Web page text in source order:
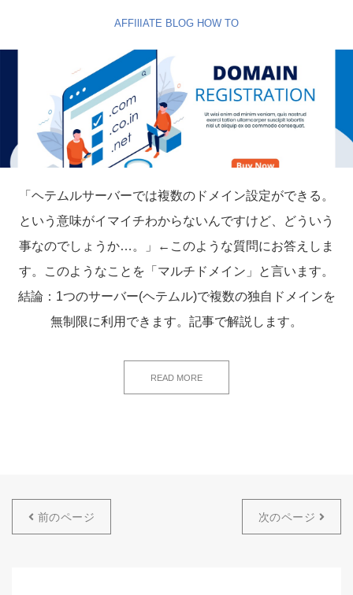
AFFIlIATE BLOG HOW TO
「ヘテムルサーバーでは複数のドメイン設定ができる。
という意味がイマイチわからないんですけど、どういう
事なのでしょうか…。」←このような質問にお答えしま
す。このようなことを「マルチドメイン」と言います。
結論：1つのサーバー(ヘテムル)で複数の独自ドメインを
無制限に利用できます。記事で解説します。
READ MORE
前のページ 次のページ